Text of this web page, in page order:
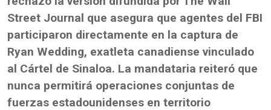
Street Journal que asegura que agentes del FBI
participaron directamente en la captura de
Ryan Wedding, exatleta canadiense vinculado
al Cártel de Sinaloa. La mandataria reiteró que
nunca permitirá operaciones conjuntas de
fuerzas estadounidenses en territorio